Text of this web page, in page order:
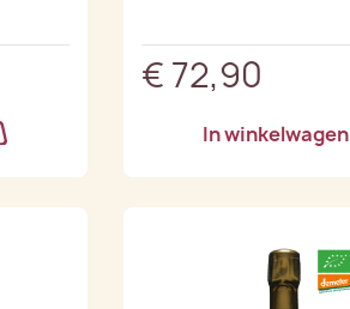
€ 72,90
In winkelwagen